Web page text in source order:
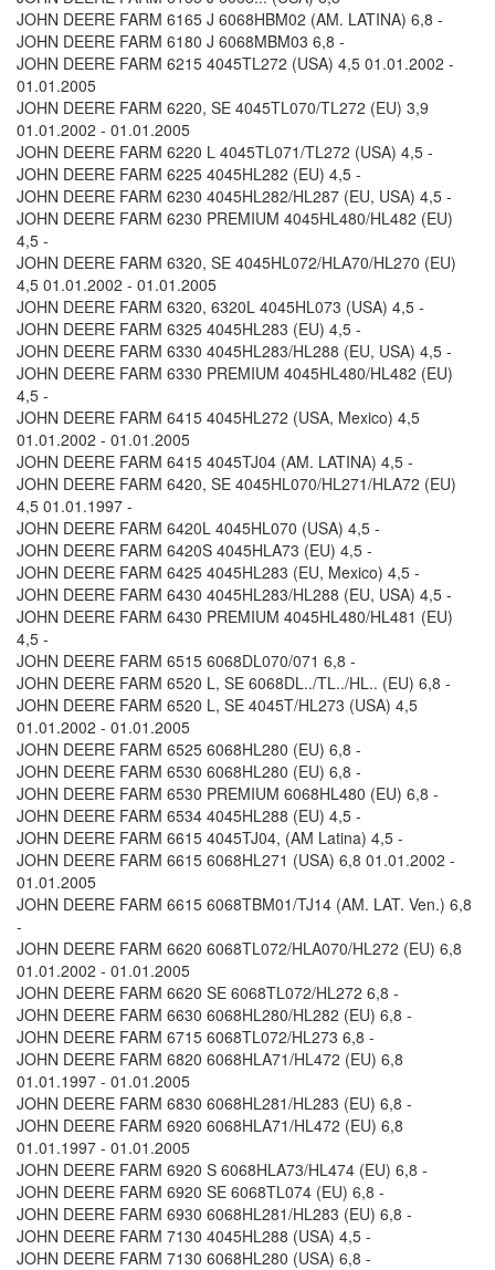
JOHN DEERE FARM 6165 J 6068HBM02 (AM. LATINA) 6,8 -
JOHN DEERE FARM 6180 J 6068MBM03 6,8 -
JOHN DEERE FARM 6215 4045TL272 (USA) 4,5 01.01.2002 -
01.01.2005
JOHN DEERE FARM 6220, SE 4045TL070/TL272 (EU) 3,9
01.01.2002 - 01.01.2005
JOHN DEERE FARM 6220 L 4045TL071/TL272 (USA) 4,5 -
JOHN DEERE FARM 6225 4045HL282 (EU) 4,5 -
JOHN DEERE FARM 6230 4045HL282/HL287 (EU, USA) 4,5 -
JOHN DEERE FARM 6230 PREMIUM 4045HL480/HL482 (EU)
4,5 -
JOHN DEERE FARM 6320, SE 4045HL072/HLA70/HL270 (EU)
4,5 01.01.2002 - 01.01.2005
JOHN DEERE FARM 6320, 6320L 4045HL073 (USA) 4,5 -
JOHN DEERE FARM 6325 4045HL283 (EU) 4,5 -
JOHN DEERE FARM 6330 4045HL283/HL288 (EU, USA) 4,5 -
JOHN DEERE FARM 6330 PREMIUM 4045HL480/HL482 (EU)
4,5 -
JOHN DEERE FARM 6415 4045HL272 (USA, Mexico) 4,5
01.01.2002 - 01.01.2005
JOHN DEERE FARM 6415 4045TJ04 (AM. LATINA) 4,5 -
JOHN DEERE FARM 6420, SE 4045HL070/HL271/HLA72 (EU)
4,5 01.01.1997 -
JOHN DEERE FARM 6420L 4045HL070 (USA) 4,5 -
JOHN DEERE FARM 6420S 4045HLA73 (EU) 4,5 -
JOHN DEERE FARM 6425 4045HL283 (EU, Mexico) 4,5 -
JOHN DEERE FARM 6430 4045HL283/HL288 (EU, USA) 4,5 -
JOHN DEERE FARM 6430 PREMIUM 4045HL480/HL481 (EU)
4,5 -
JOHN DEERE FARM 6515 6068DL070/071 6,8 -
JOHN DEERE FARM 6520 L, SE 6068DL../TL../HL.. (EU) 6,8 -
JOHN DEERE FARM 6520 L, SE 4045T/HL273 (USA) 4,5
01.01.2002 - 01.01.2005
JOHN DEERE FARM 6525 6068HL280 (EU) 6,8 -
JOHN DEERE FARM 6530 6068HL280 (EU) 6,8 -
JOHN DEERE FARM 6530 PREMIUM 6068HL480 (EU) 6,8 -
JOHN DEERE FARM 6534 4045HL288 (EU) 4,5 -
JOHN DEERE FARM 6615 4045TJ04, (AM Latina) 4,5 -
JOHN DEERE FARM 6615 6068HL271 (USA) 6,8 01.01.2002 -
01.01.2005
JOHN DEERE FARM 6615 6068TBM01/TJ14 (AM. LAT. Ven.) 6,8
-
JOHN DEERE FARM 6620 6068TL072/HLA070/HL272 (EU) 6,8
01.01.2002 - 01.01.2005
JOHN DEERE FARM 6620 SE 6068TL072/HL272 6,8 -
JOHN DEERE FARM 6630 6068HL280/HL282 (EU) 6,8 -
JOHN DEERE FARM 6715 6068TL072/HL273 6,8 -
JOHN DEERE FARM 6820 6068HLA71/HL472 (EU) 6,8
01.01.1997 - 01.01.2005
JOHN DEERE FARM 6830 6068HL281/HL283 (EU) 6,8 -
JOHN DEERE FARM 6920 6068HLA71/HL472 (EU) 6,8
01.01.1997 - 01.01.2005
JOHN DEERE FARM 6920 S 6068HLA73/HL474 (EU) 6,8 -
JOHN DEERE FARM 6920 SE 6068TL074 (EU) 6,8 -
JOHN DEERE FARM 6930 6068HL281/HL283 (EU) 6,8 -
JOHN DEERE FARM 7130 4045HL288 (USA) 4,5 -
JOHN DEERE FARM 7130 6068HL280 (USA) 6,8 -